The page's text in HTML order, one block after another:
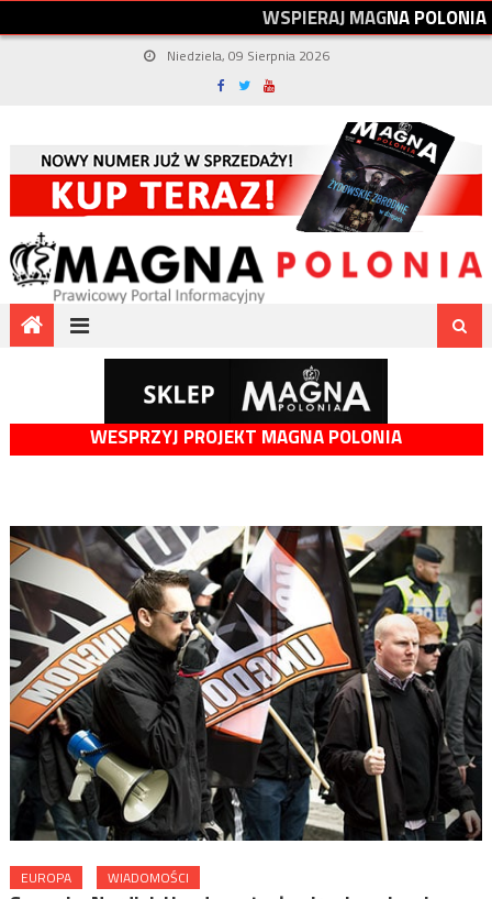
WSPIERAJMAGNAPOLONIA
Niedziela, 09 Sierpnia 2026
WESPRZYJ PROJEKT MAGNA POLONIA
EUROPA WIADOMOŚCI